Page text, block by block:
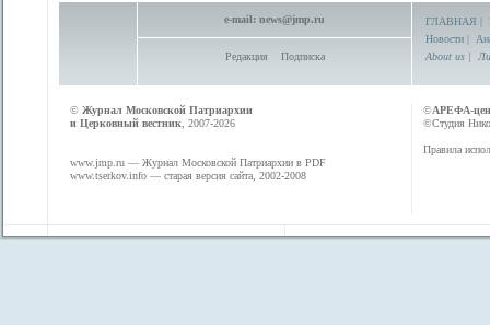
e-mail: news@jmp.ru
Редакция Подписка
ГЛАВНАЯ |
Новости |
About us |
© Журнал Московской Патриархии
и Церковный вестник , 2007-2026
www.jmp.ru — Журнал Московской Патриархии в PDF
www.tserkov.info — старая версия сайта, 2002-2008
©АРЕФА-
©Студия
Правила